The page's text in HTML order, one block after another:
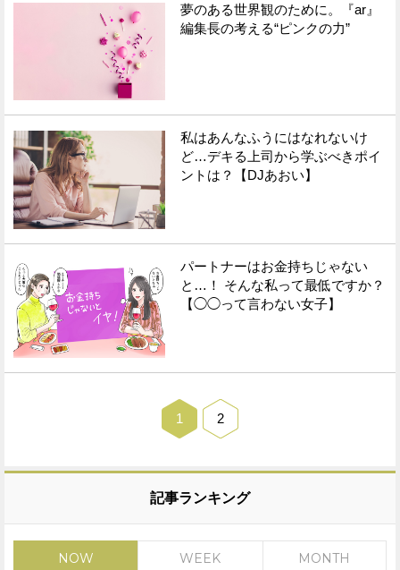
夢のある世界観のために。『ar』
編集長の考える“ピンクの力”
私はあんなふうにはなれないけ
ど…デキる上司から学ぶべきポイ
ントは？【DJあおい】
パートナーはお金持ちじゃない
と…！ そんな私って最低ですか？
【◯◯って言わない女子】
1 2
記事ランキング
NOW WEEK MONTH